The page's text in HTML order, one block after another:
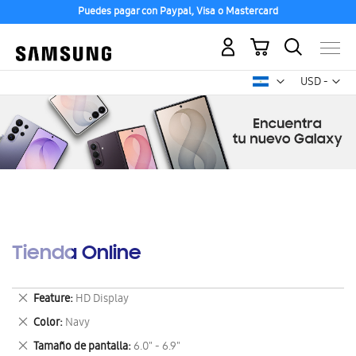
Puedes pagar con Paypal, Visa o Mastercard
USD -
dólar
Mi carrito
Tienda Online
Feature HD Display
Eliminar
este
artículo
Color Navy
Eliminar
este
Tamaño de pantalla 6.0" - 6.9"
Eliminar